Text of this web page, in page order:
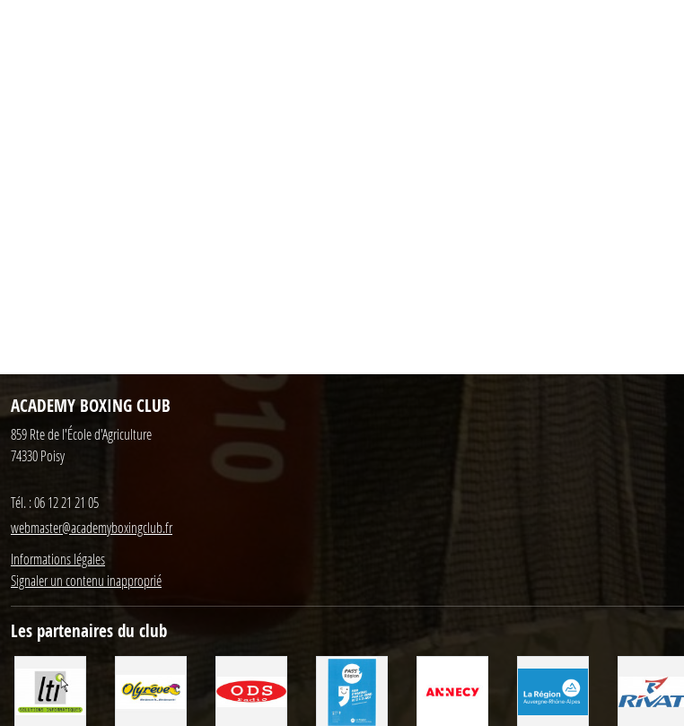
ACADEMY BOXING CLUB
859 Rte de l'École d'Agriculture
74330Poisy
Tél. :06 12 21 21 05
webmaster@academyboxingclub.fr
Informations légales
Signaler un contenu inapproprié
Les partenaires du club